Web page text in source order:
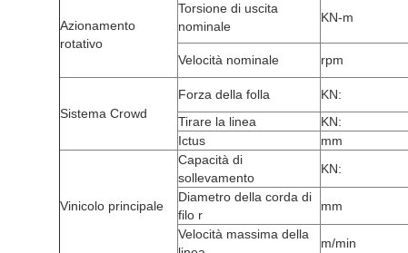
Azionamento
rotativo
Torsione di uscita
nominale
KN-m
Velocità nominale rpm
Sistema Crowd
Forza della folla KN:
Tirare la linea
KN:
Ictus
mm
Vinicolo principale
Capacità di
sollevamento
KN:
Diametro della corda di
filo r
mm
Velocità massima della
m/min